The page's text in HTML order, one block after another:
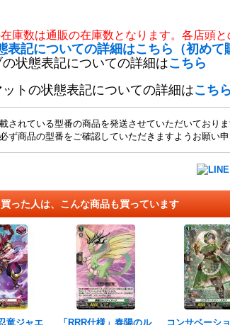
庫数は通販の在庫数となります。各店頭と
表記についての詳細はこちら（初めて
状態表記についての詳細はこちら
トの状態表記についての詳細はこちら
されている型番の商品を発送させていただいており
ず商品の型番をご確認していただきますようお願い申
った人は、こんな商品も買っています
竜ジャエ
「RRR仕様」春陽のル
コンサベーシ